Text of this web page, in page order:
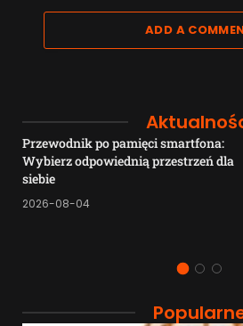
ADD A
Przewodnik po pamięci smartfona:
Wybierz odpowiednią przestrzeń dla
siebie
2026-08-04